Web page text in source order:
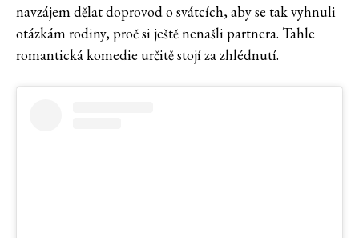
navzájem dělat doprovod o svátcích, aby se tak vyhnuli
otázkám rodiny, proč si ještě nenašli partnera. Tahle
romantická komedie určitě stojí za zhlédnutí.